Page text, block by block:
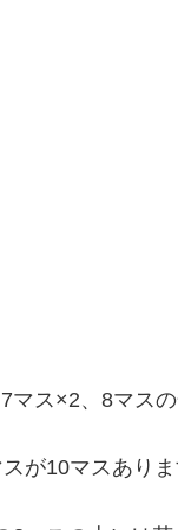
マス×2、8マス
が10マスありま